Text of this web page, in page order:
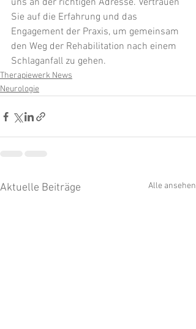
uns an der richtigen Adresse. Vertrauen
Sie auf die Erfahrung und das
Engagement der Praxis, um gemeinsam
den Weg der Rehabilitation nach einem
Schlaganfall zu gehen.
Therapiewerk News
Neurologie
Aktuelle Beiträge Alle ansehen